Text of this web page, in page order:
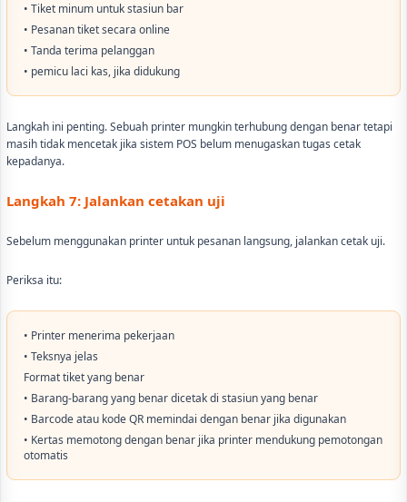
• Tiket minum untuk stasiun bar
• Pesanan tiket secara online
• Tanda terima pelanggan
• pemicu laci kas, jika didukung
Langkah ini penting. Sebuah printer mungkin terhubung dengan benar tetapi
masih tidak mencetak jika sistem POS belum menugaskan tugas cetak
kepadanya.
Langkah 7: Jalankan cetakan uji
Sebelum menggunakan printer untuk pesanan langsung, jalankan cetak uji.
Periksa itu:
• Printer menerima pekerjaan
• Teksnya jelas
Format tiket yang benar
• Barang-barang yang benar dicetak di stasiun yang benar
• Barcode atau kode QR memindai dengan benar jika digunakan
• Kertas memotong dengan benar jika printer mendukung pemotongan
otomatis